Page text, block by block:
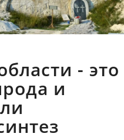
- это
и